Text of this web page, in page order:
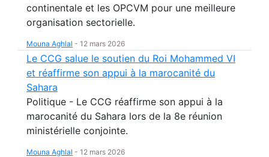
continentale et les OPCVM pour une meilleure
organisation sectorielle.
Mouna Aghlal - 12 mars 2026
Le CCG salue le soutien du Roi Mohammed VI
et réaffirme son appui à la marocanité du
Sahara
Politique - Le CCG réaffirme son appui à la
marocanité du Sahara lors de la 8e réunion
ministérielle conjointe.
Mouna Aghlal - 12 mars 2026